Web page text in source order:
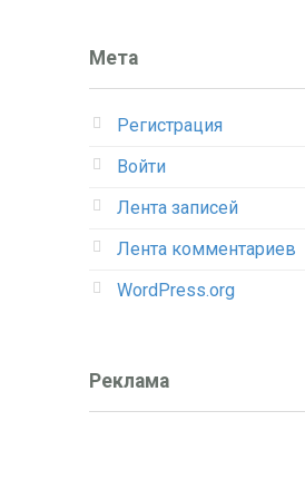
Мета
Регистрация
Войти
Лента записей
Лента комментариев
WordPress.org
Реклама